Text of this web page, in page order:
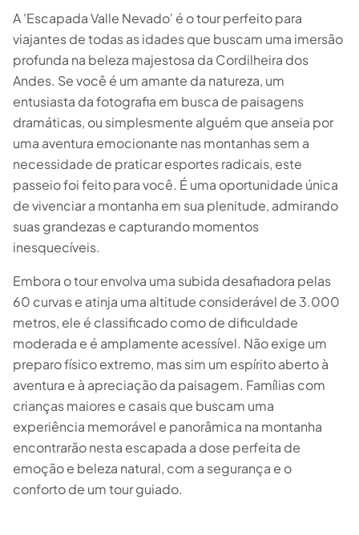
A 'Escapada Valle Nevado' é o tour perfeito para
viajantes de todas as idades que buscam uma imersão
profunda na beleza majestosa da Cordilheira dos
Andes. Se você é um amante da natureza, um
entusiasta da fotografia em busca de paisagens
dramáticas, ou simplesmente alguém que anseia por
uma aventura emocionante nas montanhas sem a
necessidade de praticar esportes radicais, este
passeio foi feito para você. É uma oportunidade única
de vivenciar a montanha em sua plenitude, admirando
suas grandezas e capturando momentos
inesquecíveis.
Embora o tour envolva uma subida desafiadora pelas
60 curvas e atinja uma altitude considerável de 3.000
metros, ele é classificado como de dificuldade
moderada e é amplamente acessível. Não exige um
preparo físico extremo, mas sim um espírito aberto à
aventura e à apreciação da paisagem. Famílias com
crianças maiores e casais que buscam uma
experiência memorável e panorâmica na montanha
encontrarão nesta escapada a dose perfeita de
emoção e beleza natural, com a segurança e o
conforto de um tour guiado.
🗓 1 dia 📅 2 a 3 dias
📅 4 a 6 dias 🤷 Ainda não sei
Todas asexperiências 54 resultados
🗓 Tours 1 dia 37 📦 Pacotes multi-dias